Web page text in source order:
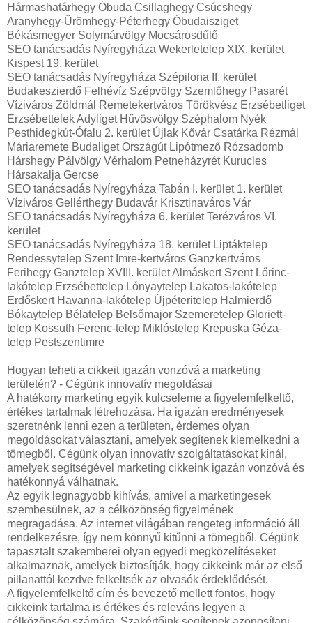
Hármashatárhegy Óbuda Csillaghegy Csúcshegy
Aranyhegy-Ürömhegy-Péterhegy Óbudaisziget
Békásmegyer Solymárvölgy Mocsárosdűlő
SEO tanácsadás Nyíregyháza Wekerletelep XIX. kerület
Kispest 19. kerület
SEO tanácsadás Nyíregyháza Szépilona II. kerület
Budakeszierdő Felhévíz Szépvölgy Szemlőhegy Pasarét
Víziváros Zöldmál Remetekertváros Törökvész Erzsébetliget
Erzsébettelek Adyliget Hűvösvölgy Széphalom Nyék
Pesthidegkút-Ófalu 2. kerület Újlak Kővár Csatárka Rézmál
Máriaremete Budaliget Országút Lipótmező Rózsadomb
Hárshegy Pálvölgy Vérhalom Petneházyrét Kurucles
Hársakalja Gercse
SEO tanácsadás Nyíregyháza Tabán I. kerület 1. kerület
Víziváros Gellérthegy Budavár Krisztinaváros Vár
SEO tanácsadás Nyíregyháza 6. kerület Terézváros VI.
kerület
SEO tanácsadás Nyíregyháza 18. kerület Liptáktelep
Rendessytelep Szent Imre-kertváros Ganzkertváros
Ferihegy Ganztelep XVIII. kerület Almáskert Szent Lőrinc-
lakótelep Erzsébettelep Lónyaytelep Lakatos-lakótelep
Erdőskert Havanna-lakótelep Újpéteritelep Halmierdő
Bókaytelep Bélatelep Belsőmajor Szemeretelep Gloriett-
telep Kossuth Ferenc-telep Miklóstelep Krepuska Géza-
telep Pestszentimre
Hogyan teheti a cikkeit igazán vonzóvá a marketing
területén? - Cégünk innovatív megoldásai
A hatékony marketing egyik kulcseleme a figyelemfelkeltő,
értékes tartalmak létrehozása. Ha igazán eredményesek
szeretnénk lenni ezen a területen, érdemes olyan
megoldásokat választani, amelyek segítenek kiemelkedni a
tömegből. Cégünk olyan innovatív szolgáltatásokat kínál,
amelyek segítségével marketing cikkeink igazán vonzóvá és
hatékonnyá válhatnak.
Az egyik legnagyobb kihívás, amivel a marketingesek
szembesülnek, az a célközönség figyelmének
megragadása. Az internet világában rengeteg információ áll
rendelkezésre, így nem könnyű kitűnni a tömegből. Cégünk
tapasztalt szakemberei olyan egyedi megközelítéseket
alkalmaznak, amelyek biztosítják, hogy cikkeink már az első
pillanattól kezdve felkeltsék az olvasók érdeklődését.
A figyelemfelkeltő cím és bevezető mellett fontos, hogy
cikkeink tartalma is értékes és releváns legyen a